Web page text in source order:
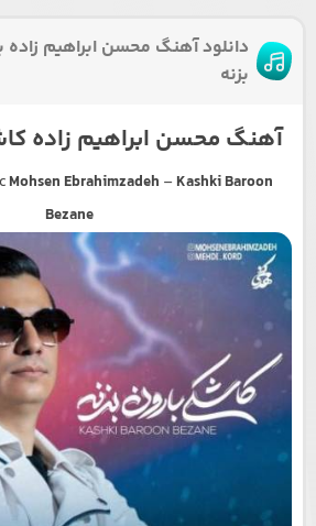
دانلود آهنگ محسن ابراهیم
بزنه
آهنگ محسن ابراهیم زاده
Mohsen Ebrahimzadeh – Kashki Baroon
Bezane